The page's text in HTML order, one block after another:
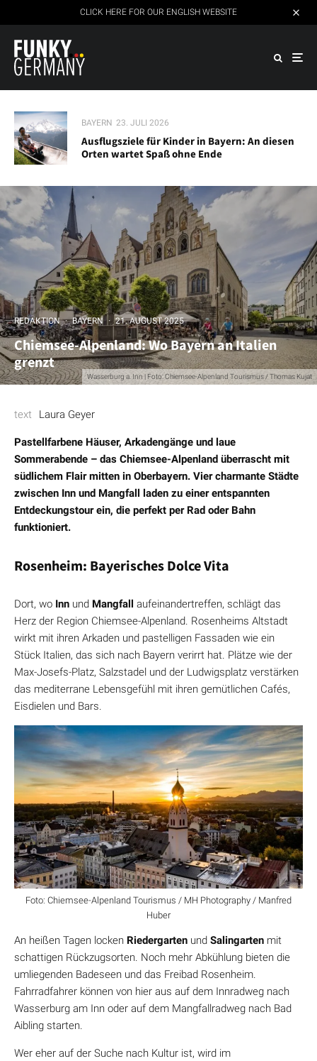
CLICK HERE FOR OUR ENGLISH WEBSITE
BAYERN 23. JULI 2026
Ausflugsziele für Kinder in Bayern: An diesen
Orten wartet Spaß ohne Ende
Wasserburg a. Inn | Foto: Chiemsee-Alpenland Tourismus / Thomas Kujat
REDAKTION · BAYERN · 21. AUGUST 2025
Chiemsee-Alpenland: Wo Bayern an Italien
grenzt
text Laura Geyer
Pastellfarbene Häuser, Arkadengänge und laue
Sommerabende – das Chiemsee-Alpenland überrascht mit
südlichem Flair mitten in Oberbayern. Vier charmante Städte
zwischen Inn und Mangfall laden zu einer entspannten
Entdeckungstour ein, die perfekt per Rad oder Bahn
funktioniert.
Rosenheim: Bayerisches Dolce Vita
Dort, wo Inn und Mangfall aufeinandertreffen, schlägt das
Herz der Region Chiemsee-Alpenland. Rosenheims Altstadt
wirkt mit ihren Arkaden und pastelligen Fassaden wie ein
Stück Italien, das sich nach Bayern verirrt hat. Plätze wie der
Max-Josefs-Platz, Salzstadel und der Ludwigsplatz verstärken
das mediterrane Lebensgefühl mit ihren gemütlichen Cafés,
Eisdielen und Bars.
Foto: Chiemsee-Alpenland Tourismus / MH Photography / Manfred
Huber
An heißen Tagen locken Riedergarten und Salingarten mit
schattigen Rückzugsorten. Noch mehr Abkühlung bieten die
umliegenden Badeseen und das Freibad Rosenheim.
Fahrradfahrer können von hier aus auf dem Innradweg nach
Wasserburg am Inn oder auf dem Mangfallradweg nach Bad
Aibling starten.
Wer eher auf der Suche nach Kultur ist, wird im